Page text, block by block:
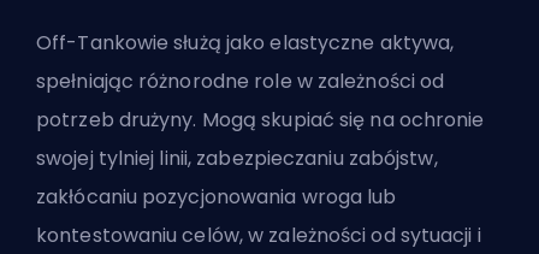
Off-Tankowie służą jako elastyczne aktywa,
spełniając różnorodne role w zależności od
potrzeb drużyny. Mogą skupiać się na ochronie
swojej tylniej linii, zabezpieczaniu zabójstw,
zakłócaniu pozycjonowania wroga lub
kontestowaniu celów, w zależności od sytuacji i